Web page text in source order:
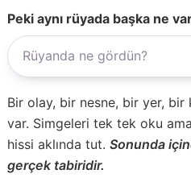
Peki aynı rüyada başka ne
Bir olay, bir nesne, bir yer, bir
var. Simgeleri tek tek oku
hissi aklında tut. Sonunda
gerçek tabiridir.